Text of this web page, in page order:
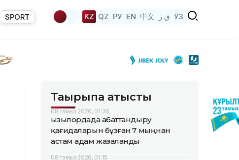
SPORT KZ QZ РУ EN 中文 ق ز ЎЗ
Тақырыпқа қатысты
08 тамыз 2026, 01:36
Қызылордада абаттандыру
қағидаларын бұзған 7 мыңнан
астам адам жазаланды
08 тамыз 2026, 01:15